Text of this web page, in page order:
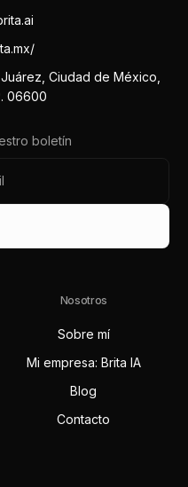
Ciudad de México,
06600
boletín
Nosotros
Sobre mí
Mi empresa: Brita IA
Blog
Contacto